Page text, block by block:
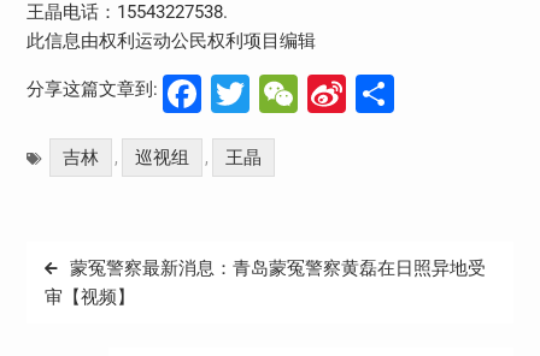
王晶电话： 15543227538.
此信息由权利运动公民权利项目编辑
分享这篇文章到: Facebook
Twitter
WeChat
Sina
吉林 , 巡视组 , 王晶
文
章
蒙冤警察最新消息：青岛蒙冤警察黄磊在日照异地受
审【视频】